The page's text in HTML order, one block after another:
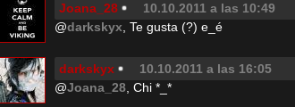
Joana_28 10.10.2011 a las 10:49
@darkskyx , Te gusta (?) e_é
darkskyx 10.10.2011 a las 16:05
@Joana_28 , Chi *_*